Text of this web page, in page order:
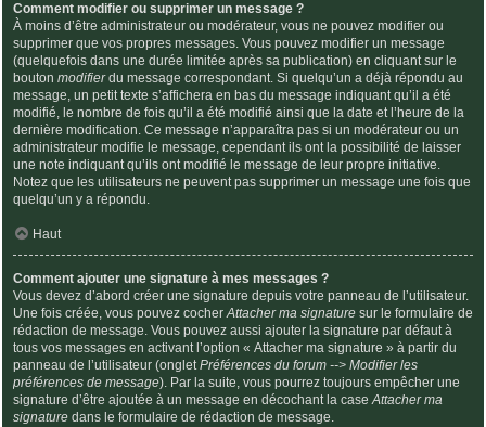
Comment modifier ou supprimer un message ?
À moins d’être administrateur ou modérateur, vous ne pouvez modifier ou
supprimer que vos propres messages. Vous pouvez modifier un message
(quelquefois dans une durée limitée après sa publication) en cliquant sur le
bouton modifierdu message correspondant. Si quelqu’un a déjà répondu au
message, un petit texte s’affichera en bas du message indiquant qu’il a été
modifié, le nombre de fois qu’il a été modifié ainsi que la date et l’heure de la
dernière modification. Ce message n’apparaîtra pas si un modérateur ou un
administrateur modifie le message, cependant ils ont la possibilité de laisser
une note indiquant qu’ils ont modifié le message de leur propre initiative.
Notez que les utilisateurs ne peuvent pas supprimer un message une fois que
quelqu’un y a répondu.
Haut
Comment ajouter une signature à mes messages ?
Vous devez d’abord créer une signature depuis votre panneau de l’utilisateur.
Une fois créée, vous pouvez cocherAttacher ma signature sur le formulaire de
rédaction de message. Vous pouvez aussi ajouter la signature par défaut à
tous vos messages en activant l’option « Attacher ma signature » à partir du
panneau de l’utilisateur (ongletPréférences du forum --> Modifier les
préférences de message). Par la suite, vous pourrez toujours empêcher une
signature d’être ajoutée à un message en décochant la caseAttacher ma
signature dans le formulaire de rédaction de message.